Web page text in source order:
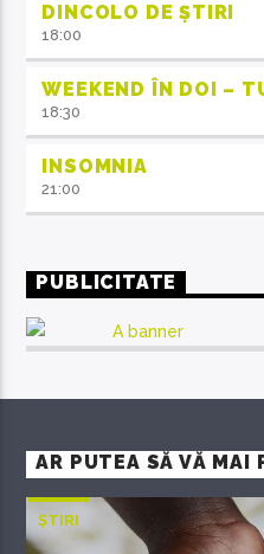
DINCOLO DE ȘTIRI
18:00
WEEKEND ÎN DOI –
18:30
INSOMNIA
21:00
PUBLICITATE
AR PUTEA SĂ VĂ MAI
ȘTIRI